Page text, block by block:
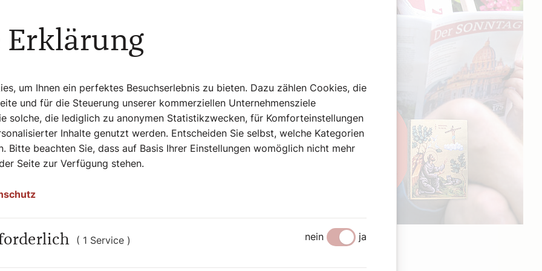
redet zu uns und arbeitet mit uns,
Zur Jahrtausendwende rollten Busse
Gott. Also mach dir keine Sorgen,
fehlt, wenn Gott fehlt?“, trotz aller
in unserer Welt?
nicht ein. Der Mensch ist der erste
als Anfang seines Weges, vor seinen
am Anfang, beim Ursprung der Erde.
es die Quellen noch nicht gab, die
Hügeln wurde ich geboren. Noch hatte
des Festlands. Als er den Himmel
Wassern, als er droben die Wolken
Erklärung
um Ihnen ein perfektes Besuchserlebnis zu bieten. Dazu zählen Cookies, die
und für die Steuerung unserer kommerziellen Unternehmensziele
solche, die lediglich zu anonymen Statistikzwecken, für Komforteinstellungen
Inhalte genutzt werden. Entscheiden Sie selbst, welche Kategorien
Bitte beachten Sie, dass auf Basis Ihrer Einstellungen womöglich nicht mehr
Seite zur Verfügung stehen.
( 1 Service ) nein ja